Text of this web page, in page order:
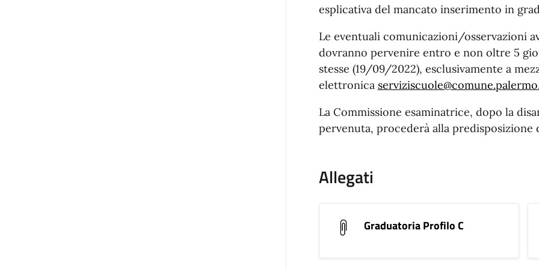
esplicativa del mancato inserimento in
Le eventuali comunicazioni/osservazioni
dovranno pervenire entro e non oltre 5
stesse (19/09/2022), esclusivamente a
elettronica
La Commissione esaminatrice, dopo la
pervenuta, procederà alla
Allegati
Graduatoria Profilo C